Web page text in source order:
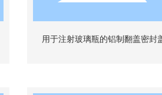
用于注射玻璃瓶的铝制翻盖密封